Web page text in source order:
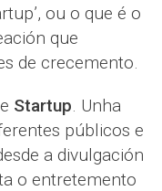
ou o que é o
que
de crecemento.
Startup. Unha
públicos e
a divulgación
o entretemento